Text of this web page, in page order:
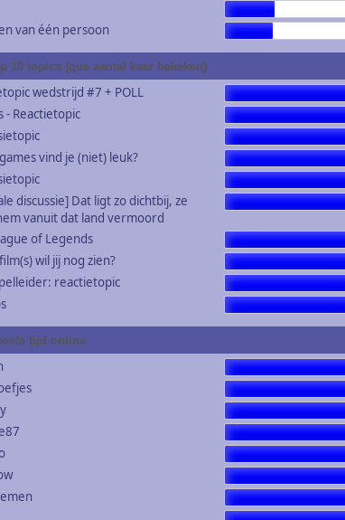
van één persoon
10 topics (qua aantal keer bekeken)
wedstrijd #7 + POLL
- Reactietopic
vind je (niet) leuk?
discussie] Dat ligt zo dichtbij, ze
vanuit dat land vermoord
of Legends
wil jij nog zien?
reactietopic
tijd online